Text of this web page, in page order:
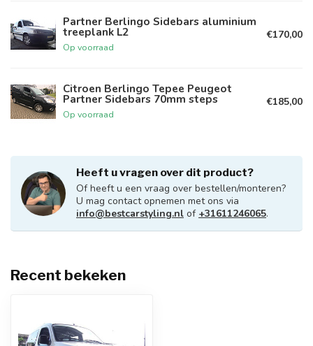
Partner Berlingo Sidebars aluminium
treeplank L2
Op voorraad
€170,00
Citroen Berlingo Tepee Peugeot
Partner Sidebars 70mm steps
Op voorraad
€185,00
Heeft u vragen over dit product?
Of heeft u een vraag over bestellen/monteren?
U mag contact opnemen met ons via
info@bestcarstyling.nl of +31611246065.
Recent bekeken